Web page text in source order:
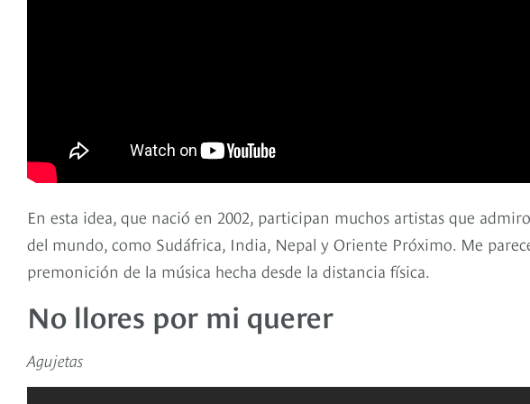
En esta idea, que nació en 2002, participan muchos artistas que
del mundo, como Sudáfrica, India, Nepal y Oriente Próximo. Me
premonición de la música hecha desde la distancia física.
No llores por mi querer
Agujetas